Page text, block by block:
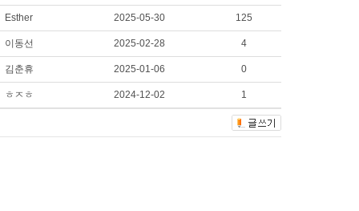
Esther 2025-05-30 125
이동선 2025-02-28 4
김춘휴 2025-01-06 0
ㅎㅈㅎ 2024-12-02 1